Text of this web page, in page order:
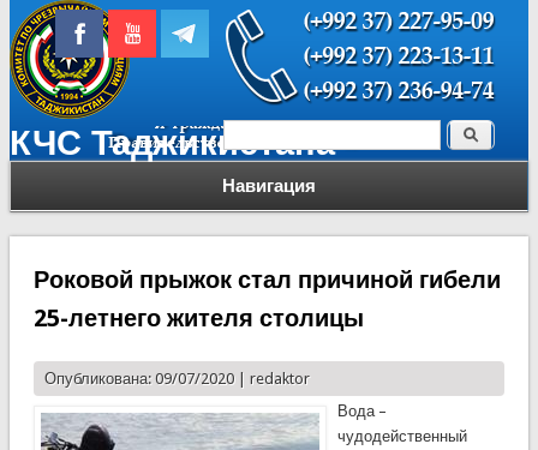
КЧС Таджикистана
Навигация
Форма поиска Поиск
Роковой прыжок стал причиной гибели
25-летнего жителя столицы
Опубликована: 09/07/2020 | redaktor
Вода –
чудодейственный